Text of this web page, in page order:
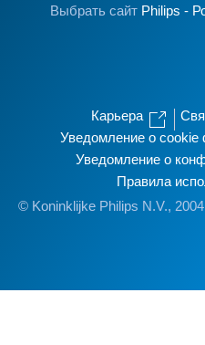
Выбрать сайт Philips -
Карьера
Уведомление о cookie
Уведомление о
Правила
© Koninklijke Philips N.V.,